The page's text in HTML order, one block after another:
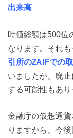
出来高
時価総額は500位
なります。それも
引所のZAIFでの
いましたが、廃
する可能性もあり
金融庁の仮想通
りますから、今